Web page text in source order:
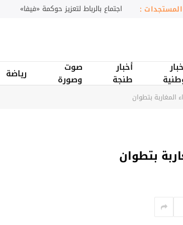
: تراجع أصول صناديق الاستثمار بالمغرب
أخبار
طنجة
صوت
وصورة
رياضة
المغاربة بتطوان
بتطوان